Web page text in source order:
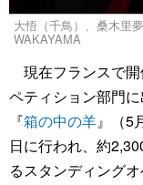
大悟（千鳥）、桑木里
WAKAYAMA
現在フランスで
ペティション部門
『箱の中の羊』（5
日に行われ、約
るスタンディングオ